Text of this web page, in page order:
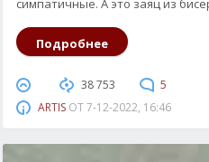
симпатичные. А это заяц из
Подробнее
38 753
5
ARTISОТ7-12-2022, 16:46